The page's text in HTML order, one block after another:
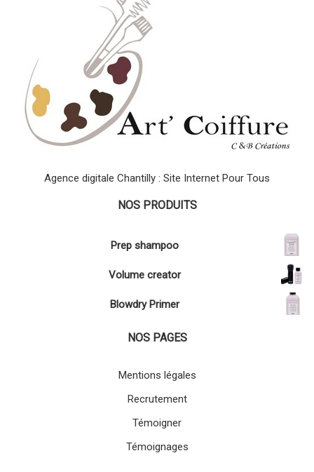
Agence digitale Chantilly : Site Internet Pour Tous
NOS PRODUITS
Prep shampoo
Volume creator
Blowdry Primer
NOS PAGES
Mentions légales
Recrutement
Témoigner
Témoignages